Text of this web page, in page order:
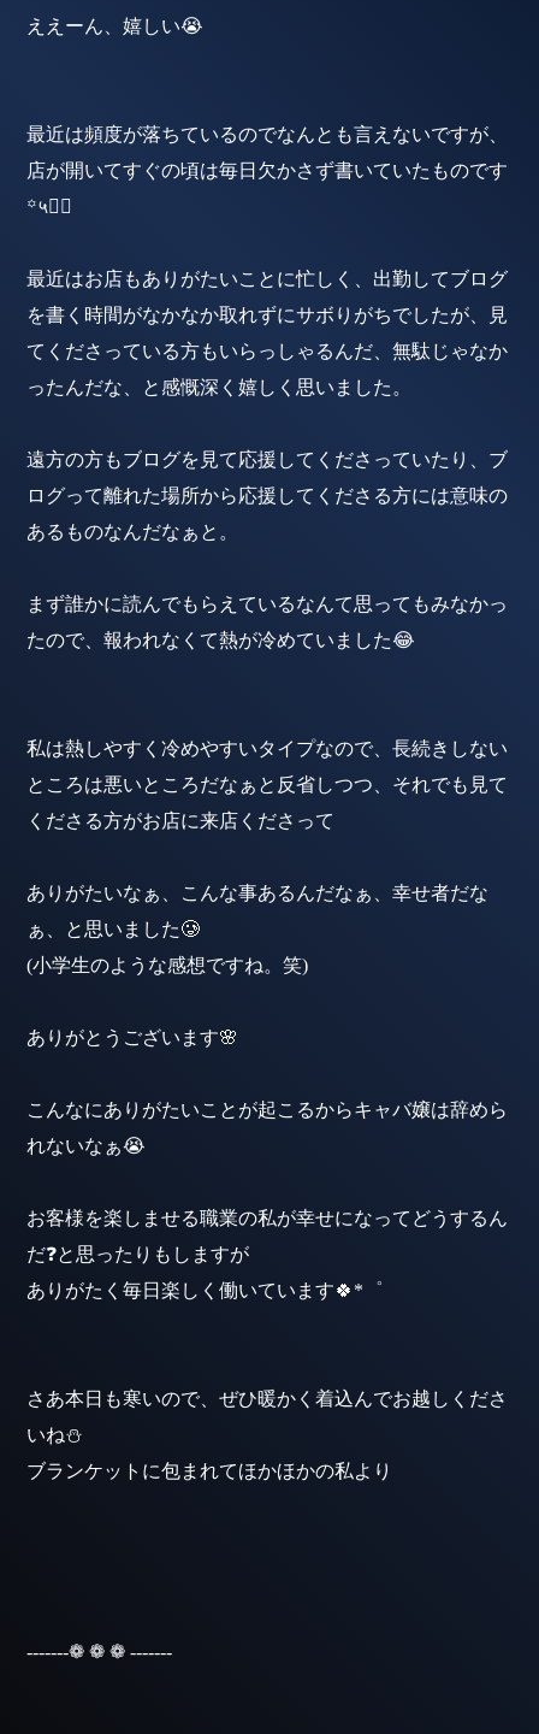
ええーん、嬉しい😭
最近は頻度が落ちているのでなんとも言えないですが、
店が開いてすぐの頃は毎日欠かさず書いていたものです
꙳५✍🏻
最近はお店もありがたいことに忙しく、出勤してブログ
を書く時間がなかなか取れずにサボりがちでしたが、見
てくださっている方もいらっしゃるんだ、無駄じゃなか
ったんだな、と感慨深く嬉しく思いました。
遠方の方もブログを見て応援してくださっていたり、ブ
ログって離れた場所から応援してくださる方には意味の
あるものなんだなぁと。
まず誰かに読んでもらえているなんて思ってもみなかっ
たので、報われなくて熱が冷めていました😂
私は熱しやすく冷めやすいタイプなので、長続きしない
ところは悪いところだなぁと反省しつつ、それでも見て
くださる方がお店に来店くださって
ありがたいなぁ、こんな事あるんだなぁ、幸せ者だな
ぁ、と思いました🥲
(小学生のような感想ですね。笑)
ありがとうございます🌸
こんなにありがたいことが起こるからキャバ嬢は辞めら
れないなぁ😭
お客様を楽しませる職業の私が幸せになってどうするん
だ❓と思ったりもしますが
ありがたく毎日楽しく働いています🍀*゜
さあ本日も寒いので、ぜひ暖かく着込んでお越しくださ
いね⛄️
ブランケットに包まれてほかほかの私より
-------❁ ❁ ❁ -------